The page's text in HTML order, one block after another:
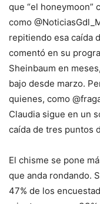
que “el honeymoon”
como
repitiendo esa caída
comentó en su
Sheinbaum en
bajo desde marzo.
quienes, como
Claudia sigue en un
caída de tres puntos
El chisme se pone
que anda rondando.
47% de los